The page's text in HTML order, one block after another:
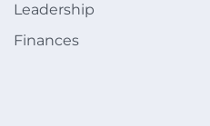
Leadership
Finances